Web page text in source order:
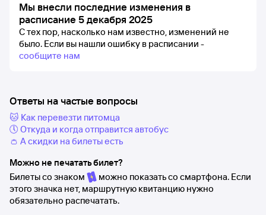
Мы внесли последние изменения в
расписание 5 декабря 2025
С тех пор, насколько нам известно, изменений не
было. Если вы нашли ошибку в расписании -
сообщите нам
Ответы на частые вопросы
🐱 Как перевезти питомца
🕔 Откуда и когда отправится автобус
👛 А скидки на билеты есть
Можно не печатать билет?
Билеты со знаком
можно показать со смартфона. Если
этого значка нет, маршрутную квитанцию нужно
обязательно распечатать.